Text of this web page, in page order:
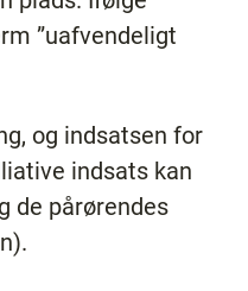
”uafvendeligt
og indsatsen for
indsats kan
de pårørendes